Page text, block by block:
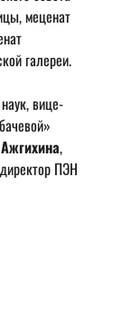
меценат
галереи.
вице-
,
ПЭН